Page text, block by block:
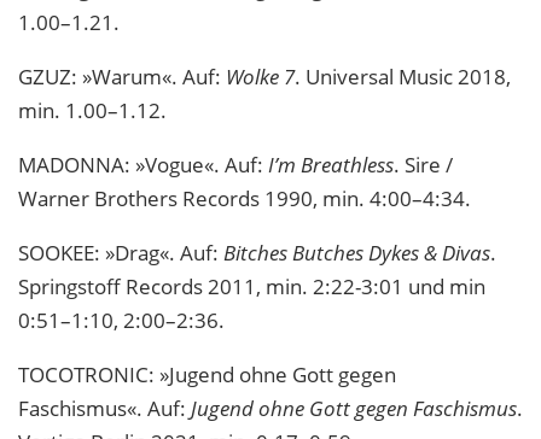
1.00–1.21.
GZUZ: »Warum«. Auf: Wolke 7. Universal Music 2018,
min. 1.00–1.12.
MADONNA: »Vogue«. Auf: I’m Breathless. Sire /
Warner Brothers Records 1990, min. 4:00–4:34.
SOOKEE: »Drag«. Auf: Bitches Butches Dykes & Divas.
Springstoff Records 2011, min. 2:22-3:01 und min
0:51–1:10, 2:00–2:36.
TOCOTRONIC: »Jugend ohne Gott gegen
Faschismus«. Auf: Jugend ohne Gott gegen Faschismus.